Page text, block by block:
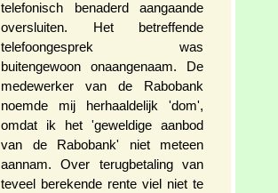
telefonisch benaderd aangaande
oversluiten. Het betreffende
telefoongesprek was
buitengewoon onaangenaam. De
medewerker van de Rabobank
noemde mij herhaaldelijk 'dom',
omdat ik het 'geweldige aanbod
van de Rabobank' niet meteen
aannam. Over terugbetaling van
teveel berekende rente viel niet te